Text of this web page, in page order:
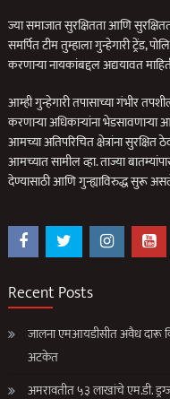
ज्या समाजात सुरक्षितता आणि
समर्पित टीम तुम्हाला गुन्हेगारी
करणार्‍या नायकांबद्दल अद्ययावत
आम्ही गुन्हेगारी तपासाच्या गंभीर
करणार्‍या अधिकार्‍यांना
आमच्या अतिपरिचित क्षेत्रांना
आमच्यात सामील व्हा. ताज्या
देण्यासाठी आणि गुन्ह्याविरुद्ध सुरू
Recent Posts
जालना एमआयडीसीत अवैध दारू
अटकेत
अमरावतीत ५३ लाखांचे एम.डी.